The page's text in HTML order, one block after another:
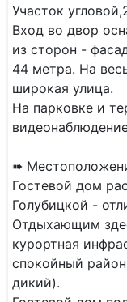
Участок
Вход во двор
из сторон -
44 метра. На
широкая улица.
На парковке и
➠
Гостевой дом
Голубицкой -
Отдыхающим
курортная
спокойный
дикий).